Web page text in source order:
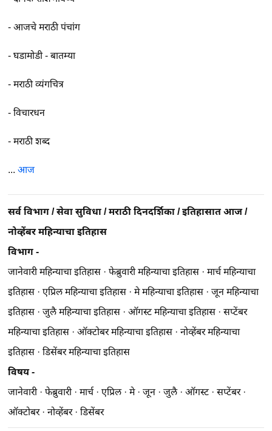
-आजचे मराठी पंचांग
-घडामोडी - बातम्या
-मराठी व्यंगचित्र
-विचारधन
-मराठी शब्द
...आज
सर्व विभाग /सेवा सुविधा /मराठी दिनदर्शिका /इतिहासात आज/
नोव्हेंबर महिन्याचा इतिहास
विभाग -
जानेवारी महिन्याचा इतिहास ·फेब्रुवारी महिन्याचा इतिहास ·मार्च महिन्याचा
इतिहास ·एप्रिल महिन्याचा इतिहास ·मे महिन्याचा इतिहास ·जून महिन्याचा
इतिहास ·जुलै महिन्याचा इतिहास ·ऑगस्ट महिन्याचा इतिहास ·सप्टेंबर
महिन्याचा इतिहास ·ऑक्टोबर महिन्याचा इतिहास ·नोव्हेंबर महिन्याचा
इतिहास ·डिसेंबर महिन्याचा इतिहास
विषय -
जानेवारी·फेब्रुवारी·मार्च·एप्रिल·मे·जून ·जुलै·ऑगस्ट·सप्टेंबर·
ऑक्टोबर·नोव्हेंबर·डिसेंबर